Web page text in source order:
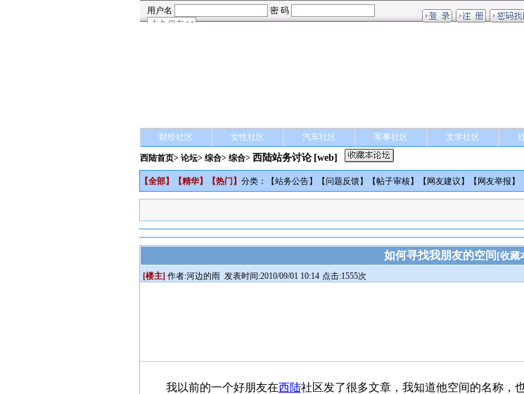
财经社区 女性社区 汽车社区 军事社区 文学社区
西陆首页> 论坛> 综合> 综合> 西陆站务讨论 [web]
【全部】【精华】【热门 】 分类：【站务公告】【问题反馈】【帖子审核】【 网友建议 】【 网友举报 】
如何寻找我朋友的空间 [收藏
[楼主] 作者:河边的雨 发表时间:2010/09/01 10:14 点击:1555次
我以前的一个好朋友在西陆社区发了很多文章，我知道他空间的名称，